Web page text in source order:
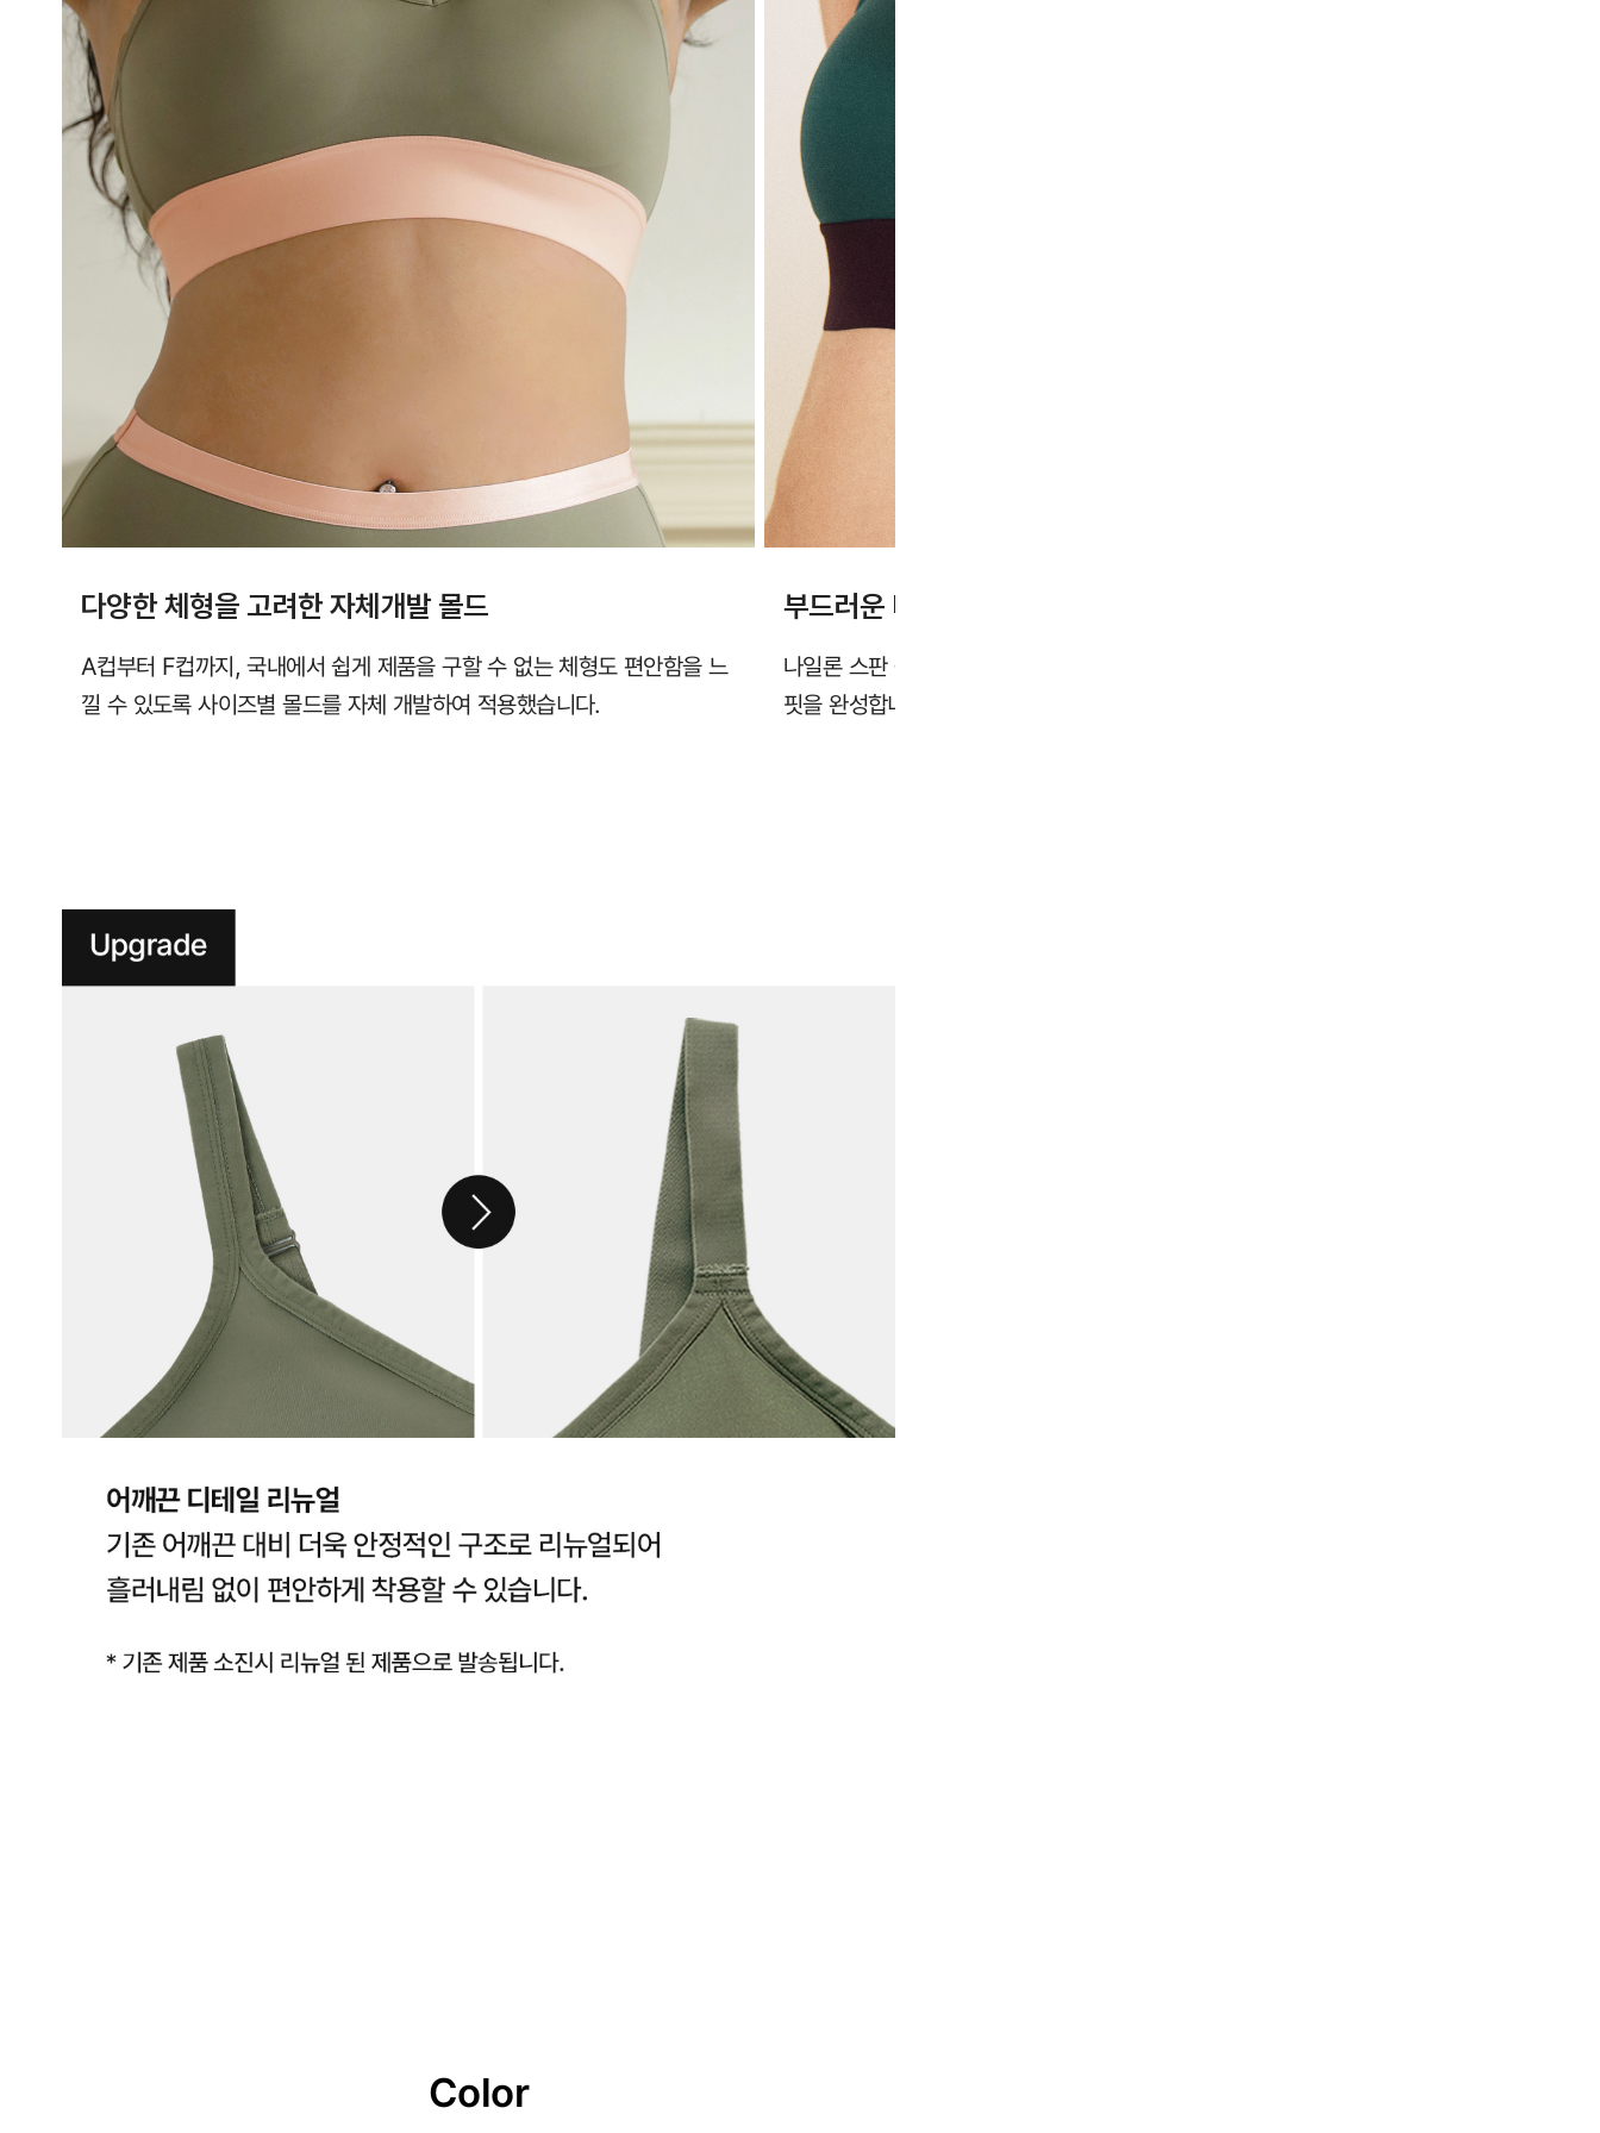
다양한 체형을 고려한 자체개발 몰드
A컵부터 F컵까지, 국내에서 쉽게 제품을 구할 수 없는 체형도 편안함을 느
낄 수 있도록 사이즈별 몰드를 자체 개발하여 적용했습니다.
부드러운 터치감의 고탄성 원단
나일론 스판 원사가 가진 고유의 촉감과 신축성이 몸에 부드럽게 밀착하는
핏을 완성합니다.
Color